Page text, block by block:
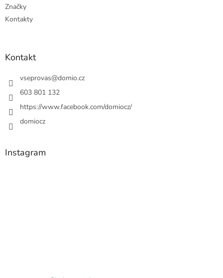
Značky
Kontakty
Kontakt
vseprovas@domio.cz
603 801 132
https://www.facebook.com/domiocz/
domiocz
Instagram